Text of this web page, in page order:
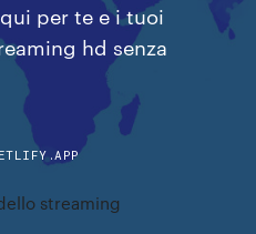
per te e i tuoi
hd senza
streaming